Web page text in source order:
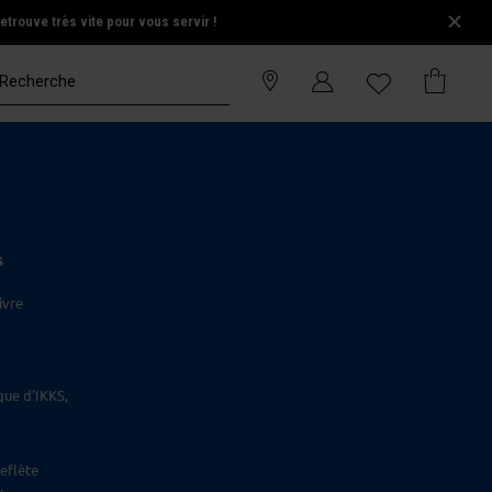
très vite pour vous servir !
d'IKKS,